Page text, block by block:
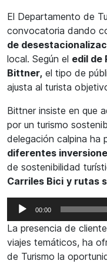
El Departamento de
convocatoria dando
de
local. Según el edil de
Bittner, el tipo de
ajusta al turista
Bittner insiste en que
por un turismo
delegación calpina ha
diferentes
de sostenibilidad
Carriles Bici y rutas
Reproductor
de
audio
00:00
La presencia de
viajes temáticos, ha
de Turismo la